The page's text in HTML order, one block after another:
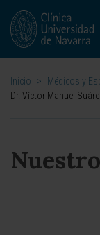
Inicio > Médicos y
Dr. Víctor Manuel